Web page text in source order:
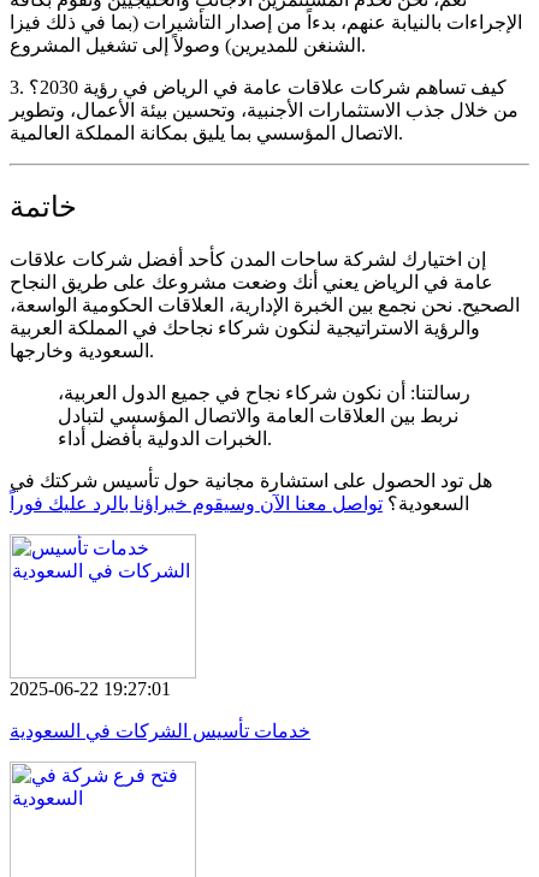
الإجراءات بالنيابة عنهم، بدءاً من إصدار التأشيرات (بما في ذلك فيزا
الشنغن للمديرين) وصولاً إلى تشغيل المشروع.
3. كيف تساهم شركات علاقات عامة في الرياض في رؤية 2030؟
من خلال جذب الاستثمارات الأجنبية، وتحسين بيئة الأعمال، وتطوير
الاتصال المؤسسي بما يليق بمكانة المملكة العالمية.
خاتمة
إن اختيارك لشركة ساحات المدن كأحد أفضل شركات علاقات
عامة في الرياض يعني أنك وضعت مشروعك على طريق النجاح
الصحيح. نحن نجمع بين الخبرة الإدارية، العلاقات الحكومية الواسعة،
والرؤية الاستراتيجية لنكون شركاء نجاحك في المملكة العربية
السعودية وخارجها.
رسالتنا: أن نكون شركاء نجاح في جميع الدول العربية،
نربط بين العلاقات العامة والاتصال المؤسسي لتبادل
الخبرات الدولية بأفضل أداء.
هل تود الحصول على استشارة مجانية حول تأسيس شركتك في
السعودية؟ تواصل معنا الآن وسيقوم خبراؤنا بالرد عليك فوراً
2025-06-22 19:27:01
خدمات تأسيس الشركات في السعودية